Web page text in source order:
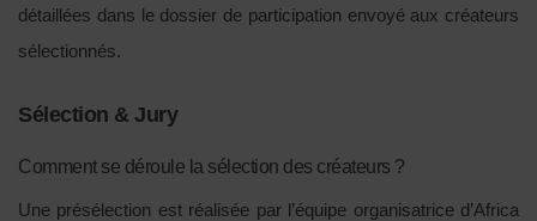
détaillées dans le dossier de participation envoyé aux créateurs
sélectionnés.
Sélection & Jury
Comment se déroule la sélection des créateurs ?
Une présélection est réalisée par l’équipe organisatrice d’Africa